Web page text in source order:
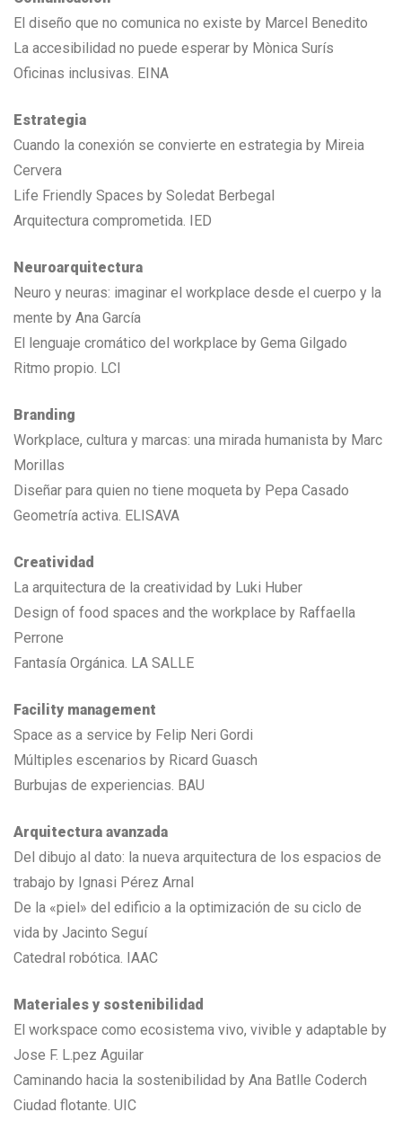
El diseño que no comunica no existe by Marcel Benedito
La accesibilidad no puede esperar by Mònica Surís
Oficinas inclusivas. EINA
Estrategia
Cuando la conexión se convierte en estrategia by Mireia
Cervera
Life Friendly Spaces by Soledat Berbegal
Arquitectura comprometida. IED
Neuroarquitectura
Neuro y neuras: imaginar el workplace desde el cuerpo y la
mente by Ana García
El lenguaje cromático del workplace by Gema Gilgado
Ritmo propio. LCI
Branding
Workplace, cultura y marcas: una mirada humanista by Marc
Morillas
Diseñar para quien no tiene moqueta by Pepa Casado
Geometría activa. ELISAVA
Creatividad
La arquitectura de la creatividad by Luki Huber
Design of food spaces and the workplace by Raffaella
Perrone
Fantasía Orgánica. LA SALLE
Facility management
Space as a service by Felip Neri Gordi
Múltiples escenarios by Ricard Guasch
Burbujas de experiencias. BAU
Arquitectura avanzada
Del dibujo al dato: la nueva arquitectura de los espacios de
trabajo by Ignasi Pérez Arnal
De la «piel» del edificio a la optimización de su ciclo de
vida by Jacinto Seguí
Catedral robótica. IAAC
Materiales y sostenibilidad
El workspace como ecosistema vivo, vivible y adaptable by
Jose F. L.pez Aguilar
Caminando hacia la sostenibilidad by Ana Batlle Coderch
Ciudad flotante. UIC